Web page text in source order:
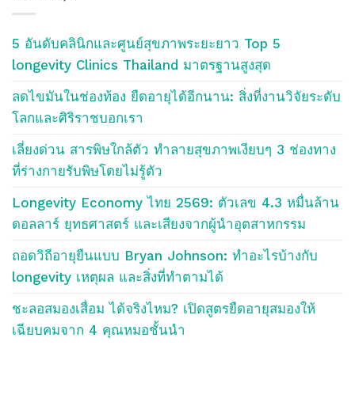
Blog
5 อันดับคลินิกและศูนย์สุขภาพระยะยาว Top 5
longevity Clinics Thailand มาตรฐานสูงสุด
ลดไขมันในช่องท้อง ยืดอายุได้อีกนาน: สิ่งที่งานวิจัยระดับ
โลกและศิริราชบอกเรา
เลี่ยงด่วน สารพิษใกล้ตัว ทำลายสุขภาพเงียบๆ 3 ช่องทาง
ที่ร่างกายรับพิษโดยไม่รู้ตัว
Longevity Economy ไทย 2569: ตัวเลข 4.3 หมื่นล้าน
ดอลลาร์ ยุทธศาสตร์ และเสียงจากผู้นำอุตสาหกรรม
ถอดวิถีอายุยืนแบบ Bryan Johnson: ทำอะไรบ้างกับ
longevity เหตุผล และสิ่งที่ทำตามได้
ชะลอสมองเสื่อม ได้จริงไหม? เปิดสูตรยืดอายุสมองให้
เฉียบคมจาก 4 คุณหมอชั้นนำ